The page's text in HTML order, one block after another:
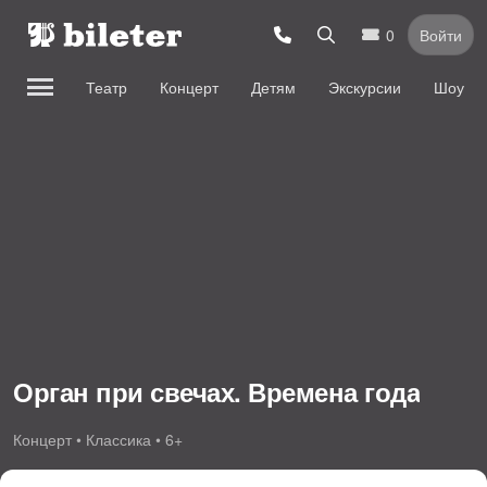
0 Войти
Театр Концерт Детям Экскурсии Шоу
Орган при свечах. Времена года
Концерт • Классика • 6+